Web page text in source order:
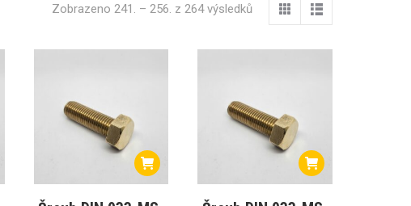
Zobrazeno 241. – 256. z 264 výsledků